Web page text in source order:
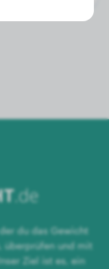
du das Gewicht
überprüfen und mit
Ziel ist es, ein